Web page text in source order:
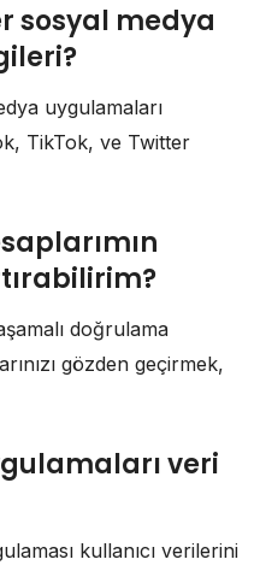
sosyal medya
uygulamaları
TikTok, ve Twitter
doğrulama
gözden geçirmek,
veri
kullanıcı verilerini